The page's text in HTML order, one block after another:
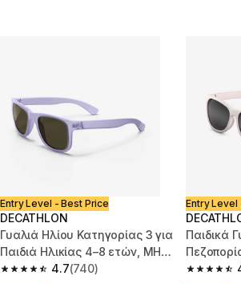
Entry Level - Best Price
DECATHLON
Γυαλιά Ηλίου Κατηγορίας 3 για
Παιδιά Ηλικίας 4–8 ετών, MH
K140
4.7
4.7 out of 5 stars from 740 reviews
(740)
Entry Level
Παιδικά
B140 -
4.8 out